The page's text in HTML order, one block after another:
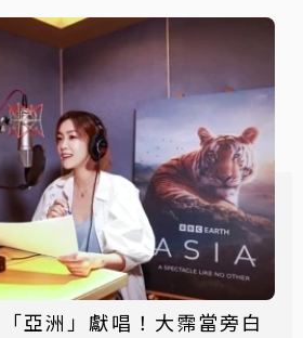
亞洲」獻唱！大霈當旁白